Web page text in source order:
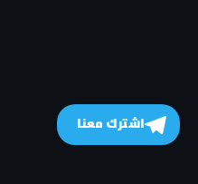
اشترك معنا